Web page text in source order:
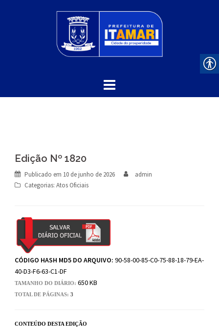
Edição Nº 1820
Publicado em 10 de junho de 2026
admin
Categorias: Atos Oficiais
CÓDIGO HASH MD5 DO ARQUIVO: 90-58-00-85-C0-75-88-18-79-EA-
40-D3-F6-63-C1-DF
TAMANHO DO DIÁRIO: 650 KB
TOTAL DE PÁGINAS: 3
CONTEÚDO DESTA EDIÇÃO